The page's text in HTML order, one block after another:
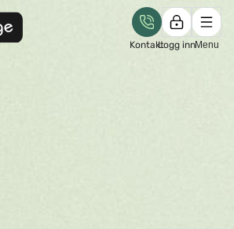
Logg innMenu
Kontakt